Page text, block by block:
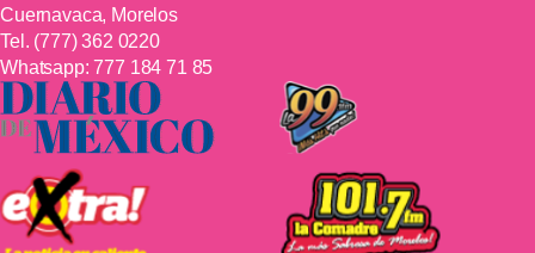
Cuernavaca, Morelos
Tel. (777) 362 0220
Whatsapp:777 184 71 85